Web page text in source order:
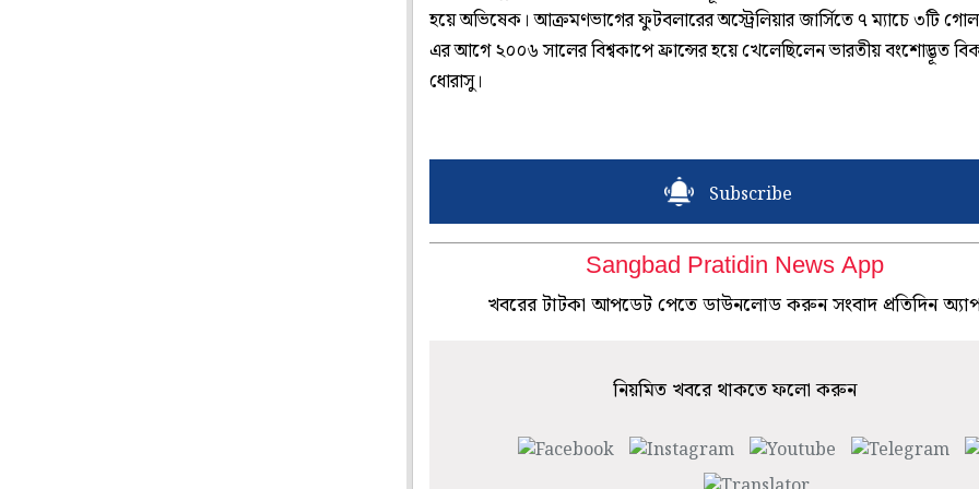
হয়ে অভিষেক। আক্রমণভাগের ফুটবলারের অস্ট্রেলিয়ার জার্সিতে ৭ ম্যাচে ৩টি
এর আগে ২০০৬ সালের বিশ্বকাপে ফ্রান্সের হয়ে খেলেছিলেন ভারতীয় বংশোদ্ভূত
ধোরাসু।
Subscribe
Sangbad Pratidin News App
খবরের টাটকা আপডেট পেতে ডাউনলোড করুন সংবাদ প্রতিদিন
নিয়মিত খবরে থাকতে ফলো করুন